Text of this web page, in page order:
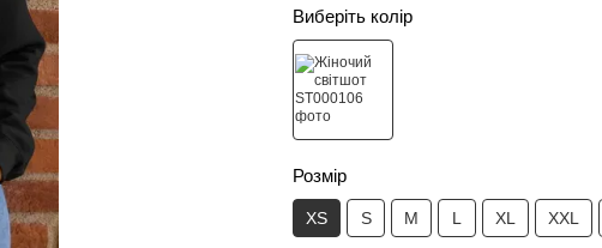
Виберіть колір
Розмір
XS S M L XL XXL